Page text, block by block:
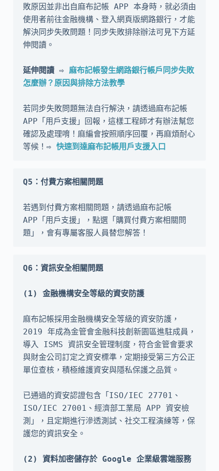
敗原因並非出自麻布記帳 APP 本身時，就必須由
使用者前往金融機構、登入網頁版網路銀行，才能
解決同步失敗問題！同步失敗排除辦法可見下方延
伸閱讀。
延伸閱讀 ⇨ 麻布記帳發生網路銀行帳戶同步失敗
怎麼辦？原因與排除方法教學
若同步失敗問題無法自行解決，請透過麻布記帳
APP「用戶支援」回報，這樣工程師才有辦法幫您
確認及處理唷！麻編會按照順序回覆，再麻煩耐心
等候！ ⇨ 快速到達麻布記帳用戶支援入口
Q5：付費方案相關問題
若遇到付費方案相關問題，請透過麻布記帳
APP「用戶支援」，點選「購買付費方案相關問
題」，會有專屬客服人員替您解答！
Q6：資訊安全相關問題
(1) 金融機構安全等級的資安防護
麻布記帳採用金融機構安全等級的資安防護，
2019 年成為金管會金融科技創新園區進駐成員，
導入 ISMS 資訊安全管理制度，符合金管會要求
與財金公司訂定之資安標準，定期接受第三方公正
單位查核，積極維護資安與隱私保護之品質。
已通過的資安認證包含「ISO/IEC 27701、
ISO/IEC 27001、經濟部工業局 APP 資安檢
測」，且定期進行滲透測試、社交工程演練等，保
護您的資訊安全。
(2) 資料加密儲存於 Google 企業級雲端服務